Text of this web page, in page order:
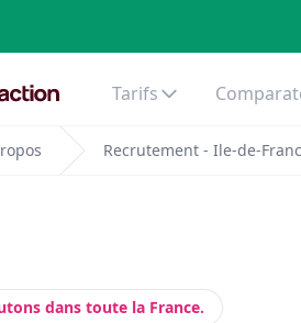
Tarifs
Recrutement - Ile-de-
dans toute la France.